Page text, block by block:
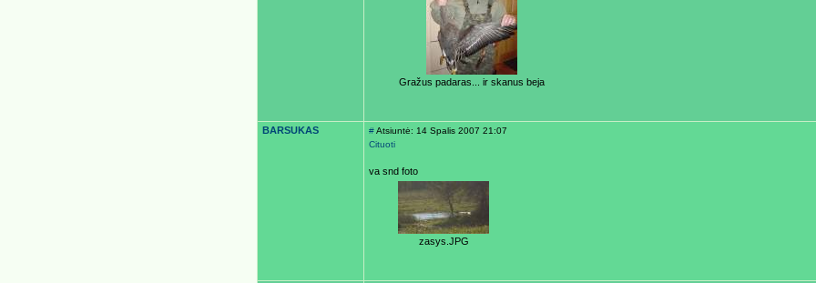
Gražus padaras... ir skanus beja
BARSUKAS #Atsiuntė: 14 Spalis 2007 21:07
Cituoti
va snd foto
zasys.JPG